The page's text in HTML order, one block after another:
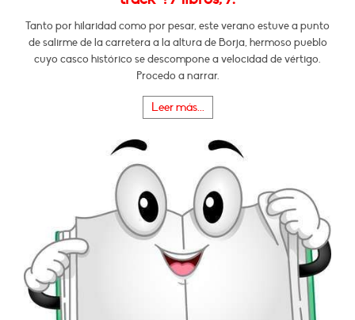
Tanto por hilaridad como por pesar, este verano estuve a punto
de salirme de la carretera a la altura de Borja, hermoso pueblo
cuyo casco histórico se descompone a velocidad de vértigo.
Procedo a narrar.
Leer más...